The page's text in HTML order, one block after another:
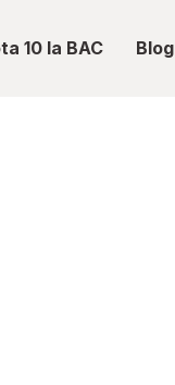
10 la BAC Blog